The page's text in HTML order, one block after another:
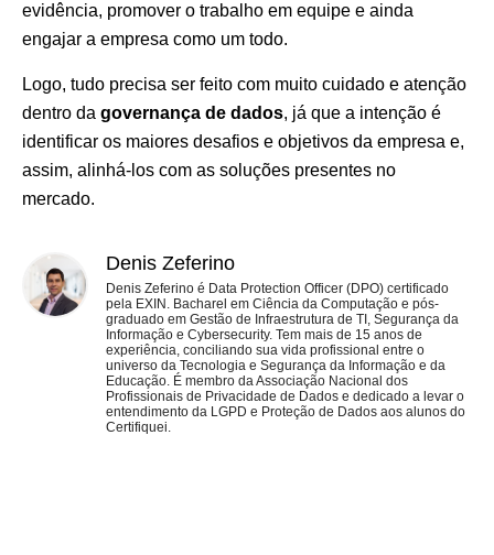
evidência, promover o trabalho em equipe e ainda
engajar a empresa como um todo.
Logo, tudo precisa ser feito com muito cuidado e atenção
dentro da governança de dados, já que a intenção é
identificar os maiores desafios e objetivos da empresa e,
assim, alinhá-los com as soluções presentes no
mercado.
Denis Zeferino
Denis Zeferino é Data Protection Officer (DPO) certificado
pela EXIN. Bacharel em Ciência da Computação e pós-
graduado em Gestão de Infraestrutura de TI, Segurança da
Informação e Cybersecurity. Tem mais de 15 anos de
experiência, conciliando sua vida profissional entre o
universo da Tecnologia e Segurança da Informação e da
Educação. É membro da Associação Nacional dos
Profissionais de Privacidade de Dados e dedicado a levar o
entendimento da LGPD e Proteção de Dados aos alunos do
Certifiquei.